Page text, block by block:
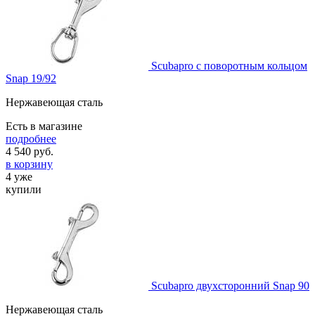
Scubapro с поворотным кольцом
Snap 19/92
Нержавеющая сталь
Есть в магазине
подробнее
4 540 руб.
в корзину
4 уже
купили
Scubapro двухсторонний Snap 90
Нержавеющая сталь